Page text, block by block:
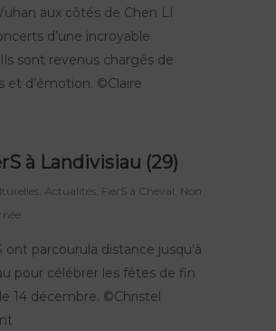
aux côtés de Chen LI
d’une incroyable
sont revenus chargés de
et d’émotion. ©Claire
à Landivisiau (29)
Actualités FierS à Cheval Non
ont parcourula distance jusqu’à
pour célébrer les fêtes de fin
14 décembre. ©Christel